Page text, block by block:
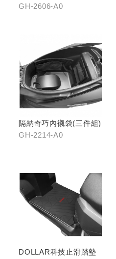
機架
GH-2606-A0
隔納奇巧內襯袋(三件組)
GH-2214-A0
DOLLAR科技止滑踏墊